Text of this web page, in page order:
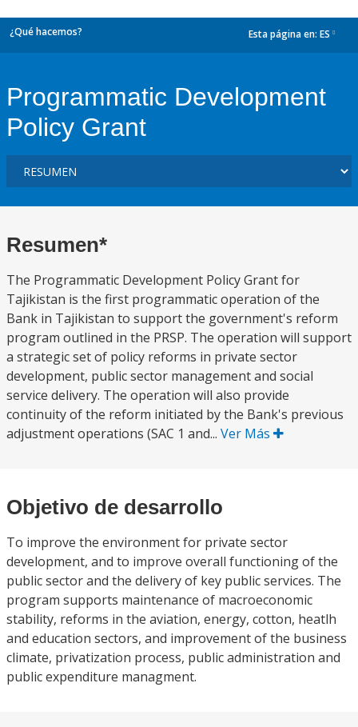
¿Qué hacemos? Esta página en: ES
Programmatic Development
Policy Grant
Resumen*
The Programmatic Development Policy Grant for
Tajikistan is the first programmatic operation of the
Bank in Tajikistan to support the government's reform
program outlined in the PRSP. The operation will support
a strategic set of policy reforms in private sector
development, public sector management and social
service delivery. The operation will also provide
continuity of the reform initiated by the Bank's previous
adjustment operations (SAC 1 and... Ver Más
Objetivo de desarrollo
To improve the environment for private sector
development, and to improve overall functioning of the
public sector and the delivery of key public services. The
program supports maintenance of macroeconomic
stability, reforms in the aviation, energy, cotton, heatlh
and education sectors, and improvement of the business
climate, privatization process, public administration and
public expenditure managment.